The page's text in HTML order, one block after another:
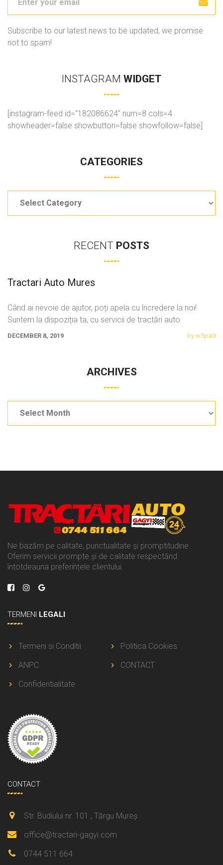
Subscribe to our latest news to be updated, we promise
not to spam!
INSTAGRAM WIDGET
[instagram-feed id="182086624" num=8 cols=4
showheader=false showbutton=false showfollow=false]
CATEGORIES
RECENT POSTS
Tractari Auto Mures
Când ai nevoie de ajutor, poți apela cu încredere la noi!
Suntem la dispoziția ta, cu servicii de tractări auto
DECEMBER 8, 2019 by w5pa9
ARCHIVES
Ne bazăm pe calitate, punctualitate și promptitudine.
Oferim servicii prompte și de calitate respectănd
întotdeauna preferințele clientului.
TERMENI LEGALI
Termeni si Conditii
Politica Cookies
ANPC
CONTACT
Confidentialitate
CONTACT
Str. Budiului nr. 101 , Tărgu Mureș
office@tractari-gagyi.com
0744 511 664